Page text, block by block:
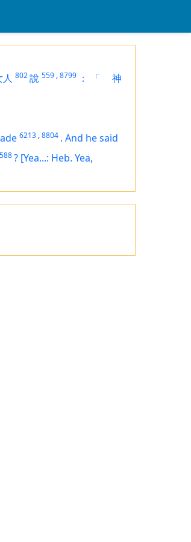
人 802說 559 ,8799 ： 「 神
6213 ,8804 . And he said
? [Yea...: Heb. Yea,